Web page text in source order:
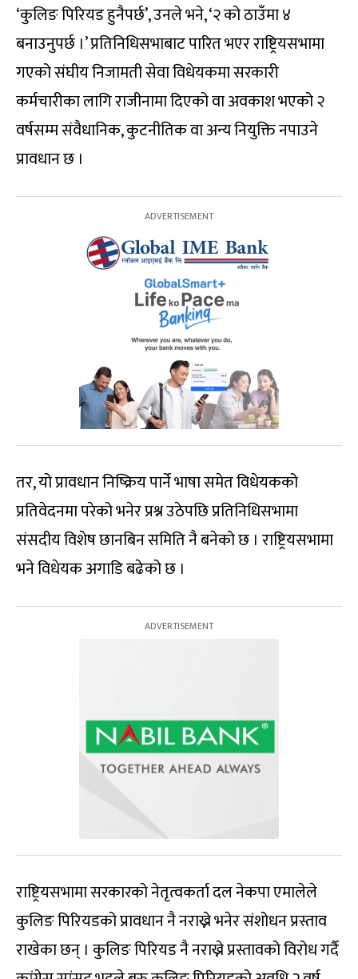
‘कुलिङ पिरियड हुनैपर्छ’, उनले भने, ‘२ को ठाउँमा ४
बनाउनुपर्छ ।’ प्रतिनिधिसभाबाट पारित भएर राष्ट्रियसभामा
गएको संघीय निजामती सेवा विधेयकमा सरकारी
कर्मचारीका लागि राजीनामा दिएको वा अवकाश भएको २
वर्षसम्म संवैधानिक, कुटनीतिक वा अन्य नियुक्ति नपाउने
प्रावधान छ ।
तर, यो प्रावधान निष्क्रिय पार्ने भाषा समेत विधेयकको
प्रतिवेदनमा परेको भनेर प्रश्न उठेपछि प्रतिनिधिसभामा
संसदीय विशेष छानबिन समिति नै बनेको छ । राष्ट्रियसभामा
भने विधेयक अगाडि बढेको छ ।
राष्ट्रियसभामा सरकारको नेतृत्वकर्ता दल नेकपा एमालेले
कुलिङ पिरियडको प्रावधान नै नराख्ने भनेर संशोधन प्रस्ताव
राखेका छन् । कुलिङ पिरियड नै नराख्ने प्रस्तावको विरोध गर्दै